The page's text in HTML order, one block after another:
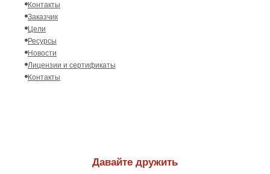
Контакты
Заказчик
Цели
Ресурсы
Новости
Лицензии и сертификаты
Контакты
Давайте дружить